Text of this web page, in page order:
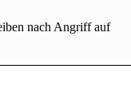
nach Angriff auf